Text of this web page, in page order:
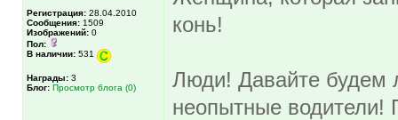
Регистрация: 28.04.2010
Сообщения: 1509
Изображений: 0
Пол:
В наличии: 531
Награды: 3
Блог: Просмотр блога (0)
конь!
Люди! Давайте будем
неопытные водители!